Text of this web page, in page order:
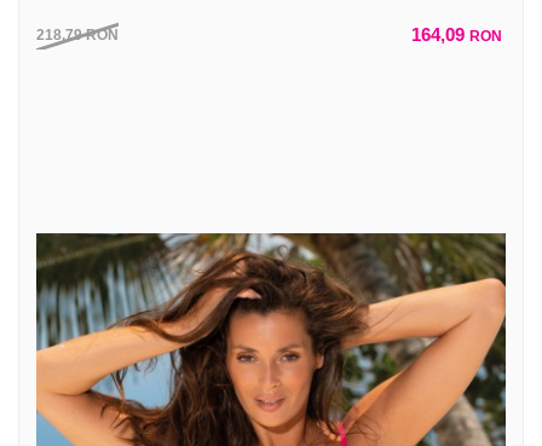
218,79RON 164,09 RON